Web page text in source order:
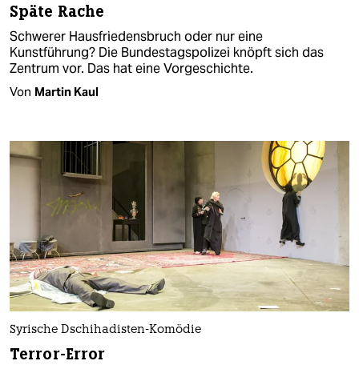
Späte Rache
Schwerer Hausfriedensbruch oder nur eine
Kunstführung? Die Bundestagspolizei knöpft sich das
Zentrum vor. Das hat eine Vorgeschichte.
Von Martin Kaul
Syrische Dschihadisten-Komödie
Terror-Error